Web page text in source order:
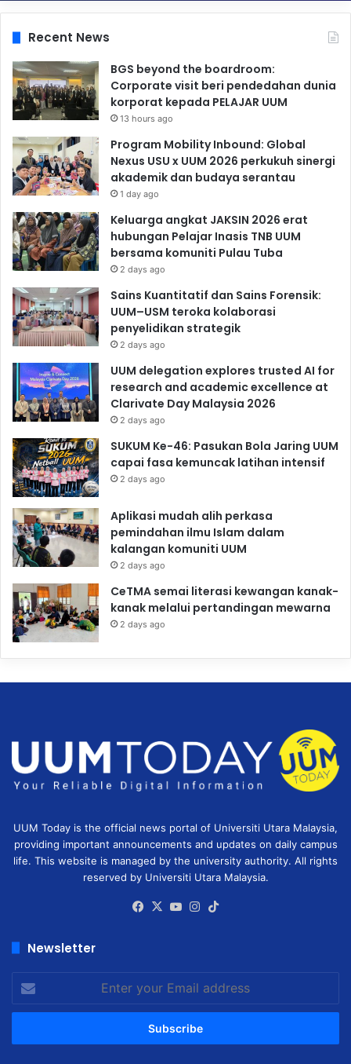
Recent News
BGS beyond the boardroom:
Corporate visit beri pendedahan dunia
korporat kepada PELAJAR UUM
13 hours ago
Program Mobility Inbound: Global
Nexus USU x UUM 2026 perkukuh sinergi
akademik dan budaya serantau
1 day ago
Keluarga angkat JAKSIN 2026 erat
hubungan Pelajar Inasis TNB UUM
bersama komuniti Pulau Tuba
2 days ago
Sains Kuantitatif dan Sains Forensik:
UUM–USM teroka kolaborasi
penyelidikan strategik
2 days ago
UUM delegation explores trusted AI for
research and academic excellence at
Clarivate Day Malaysia 2026
2 days ago
SUKUM Ke-46: Pasukan Bola Jaring UUM
capai fasa kemuncak latihan intensif
2 days ago
Aplikasi mudah alih perkasa
pemindahan ilmu Islam dalam
kalangan komuniti UUM
2 days ago
CeTMA semai literasi kewangan kanak-
kanak melalui pertandingan mewarna
2 days ago
UUM Today is the official news portal of Universiti Utara Malaysia,
providing important announcements and updates on daily campus
life. This website is managed by the university authority. All rights
reserved by Universiti Utara Malaysia.
Facebook
X YouTubeInstagram
Newsletter
your
Email